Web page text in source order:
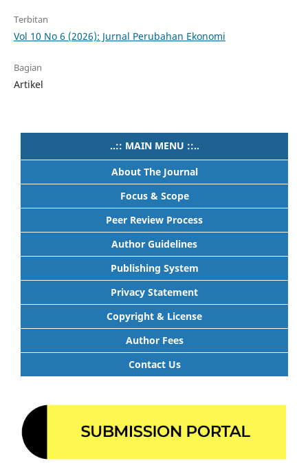
Terbitan
Vol 10 No 6 (2026): Jurnal Perubahan Ekonomi
Bagian
Artikel
..:: MAIN MENU ::..
About The Journal
Focus & Scope
Peer Review Process
Author Guidelines
Publishing System
Privacy Statement
Copyright & License
Author Fees
Contact Us